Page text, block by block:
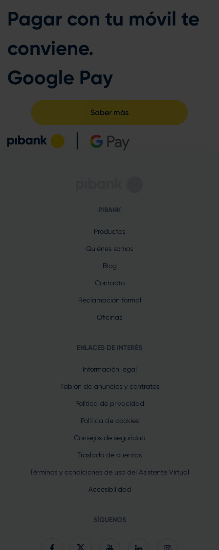
Pagar con tu móvil te
conviene.
Google Pay
Saber más
PIBANK
Productos
Quiénes somos
Blog
Contacto
Reclamación formal
Oficinas
ENLACES DE INTERÉS
Información legal
Tablón de anuncios y contratos
Política de privacidad
Política de cookies
Consejos de seguridad
Traslado de cuentas
Términos y condiciones de uso del Asistente Virtual
Accesibilidad
SÍGUENOS